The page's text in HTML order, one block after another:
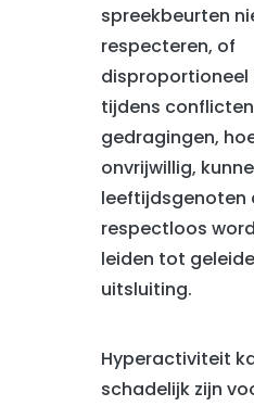
spreekbeurten
respecteren, of
disproportioneel
tijdens
gedragingen,
onvrijwillig,
leeftijdsgenoten
respectloos
leiden tot
uitsluiting.
Hyperactiviteit
schadelijk zijn